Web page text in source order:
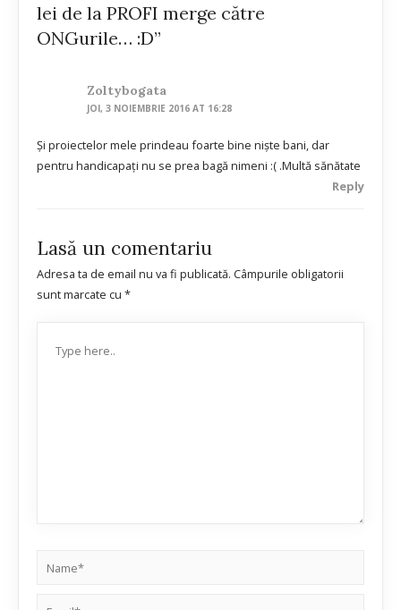
lei de la PROFI merge către
ONGurile… :D”
Zoltybogata
JOI, 3 NOIEMBRIE 2016 AT 16:28
Și proiectelor mele prindeau foarte bine niște bani, dar
pentru handicapați nu se prea bagă nimeni :( .Multă sănătate
Reply
Lasă un comentariu
Adresa ta de email nu va fi publicată. Câmpurile obligatorii
sunt marcate cu *